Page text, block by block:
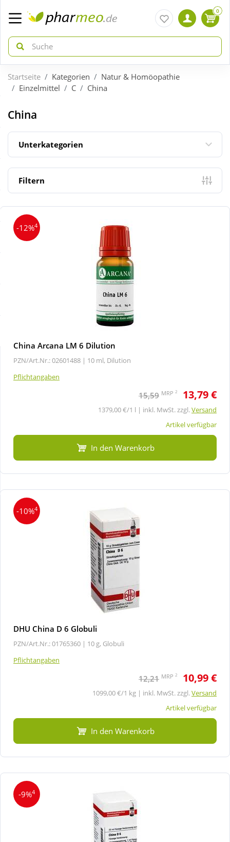
zurück
ÜBERSICHT AKTIONEN
Aktuelle Coupons
Neuheiten
Sale
zurück
ÜBERSICHT KATEGORIEN
Arzneimittel
Diabetes
Körperpflege & Kosmetik
Natur & Homöopathie
Tierbedarf
Wellness
0
Startseite Kategorien
Natur & Homöopathie
Einzelmittel
C China
China
Unterkategorien
Filtern
-12%4
China Arcana LM 6 Dilution
PZN/Art.Nr.: 02601488 | 10 ml, Dilution
Pflichtangaben
15,59 MRP 2 13,79 €
1379,00 €/1 l | inkl. MwSt. zzgl.Versand
Artikel verfügbar
In den Warenkorb
-10%4
DHU China D 6 Globuli
PZN/Art.Nr.: 01765360 | 10 g, Globuli
Pflichtangaben
12,21 MRP 2 10,99 €
1099,00 €/1 kg | inkl. MwSt. zzgl.Versand
Artikel verfügbar
In den Warenkorb
-9%4